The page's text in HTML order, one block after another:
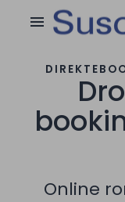
menu
Online